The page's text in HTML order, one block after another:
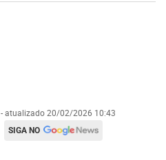
- atualizado 20/02/2026 10:43
SIGA NO